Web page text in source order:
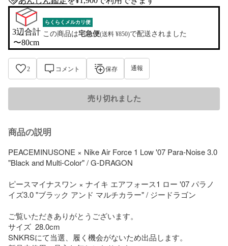
anshin-appraisal-tag
3辺合計
〜80cm
らくらくメルカリ便
この商品は宅急便(送料 ¥850)で配送されました
2 コメント 保存 通報
売り切れました
商品の説明
PEACEMINUSONE × Nike Air Force 1 Low '07 Para-Noise 3.0
"Black and Multi-Color" / G-DRAGON
ピースマイナスワン × ナイキ エアフォース1 ロー '07 パラノ
イズ3.0 "ブラック アンド マルチカラー" / ジードラゴン
ご覧いただきありがとうございます。
サイズ  28.0cm
SNKRSにて当選、履く機会がないため出品します。